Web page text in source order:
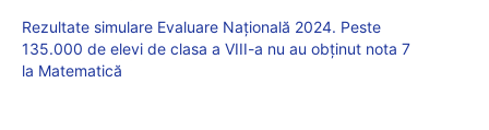
Rezultate simulare Evaluare Națională 2024. Peste
135.000 de elevi de clasa a VIII-a nu au obținut nota 7
la Matematică